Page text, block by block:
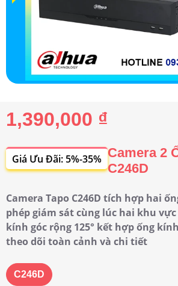
1,390,000 ₫
Giá Ưu Đãi: 5%-35% Camera 2
C246D
Camera Tapo C246D tích hợp hai
phép giám sát cùng lúc hai khu
kính góc rộng 125° kết hợp ống
theo dõi toàn cảnh và chi tiết
C246D